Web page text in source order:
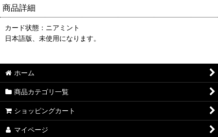
商品詳細
カード状態：ニアミント
日本語版、未使用になります。
ホーム
商品カテゴリ一覧
ショッピングカート
マイページ